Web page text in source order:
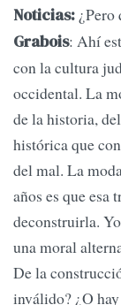
Noticias:
Grabois: Ahí
con la cultura
occidental. La
de la historia,
histórica que
del mal. La
años es que
deconstruirla.
una moral
De la
inválido? ¿O